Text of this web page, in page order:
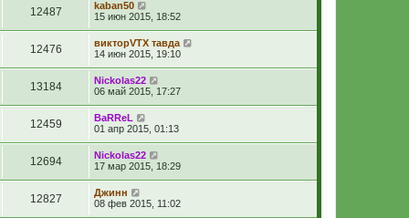
12487
kaban50
15 июн 2015, 18:52
12476
викторVTX тавда
14 июн 2015, 19:10
13184
Nickolas22
06 май 2015, 17:27
12459
BaRReL
01 апр 2015, 01:13
12694
Nickolas22
17 мар 2015, 18:29
12827
Джинн
08 фев 2015, 11:02